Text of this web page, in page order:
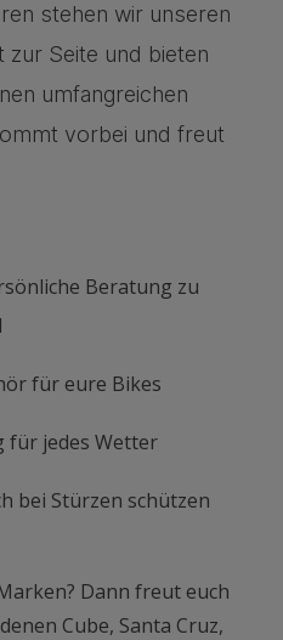
stehen wir unseren
zur Seite und bieten
umfangreichen
vorbei und freut
Beratung zu
für eure Bikes
für jedes Wetter
bei Stürzen schützen
Dann freut euch
Cube, Santa Cruz,